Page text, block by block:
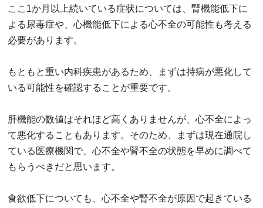
ここ1か月以上続いている症状については、腎機能低下に
よる尿毒症や、心機能低下による心不全の可能性も考える
必要があります。
もともと重い内科疾患があるため、まずは持病が悪化して
いる可能性を確認することが重要です。
肝機能の数値はそれほど高くありませんが、心不全によっ
て悪化することもあります。そのため、まずは現在通院し
ている医療機関で、心不全や腎不全の状態を早めに調べて
もらうべきだと思います。
食欲低下についても、心不全や腎不全が原因で起きている